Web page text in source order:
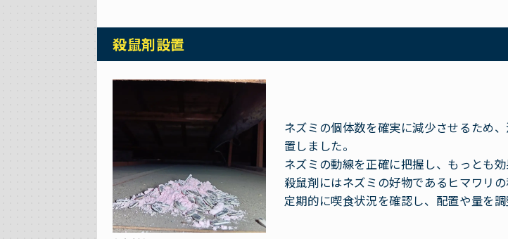
殺鼠剤設置
ネズミの個体数を確実に減少させるため
置しました。
ネズミの動線を正確に把握し、もっとも
殺鼠剤にはネズミの好物であるヒマワリ
定期的に喫食状況を確認し、配置や量を